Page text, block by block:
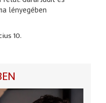
lényegében
10.